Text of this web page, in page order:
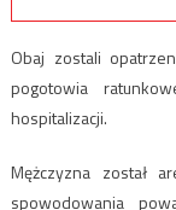
Obaj zostali
pogotowia
hospitalizacji.
Mężczyzna został
spowodowania